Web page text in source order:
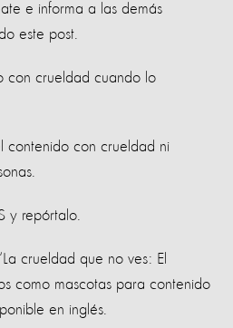
e informa a las demás
este post.
con crueldad cuando lo
contenido con crueldad ni
y repórtalo.
crueldad que no ves: El
como mascotas para contenido
en inglés.